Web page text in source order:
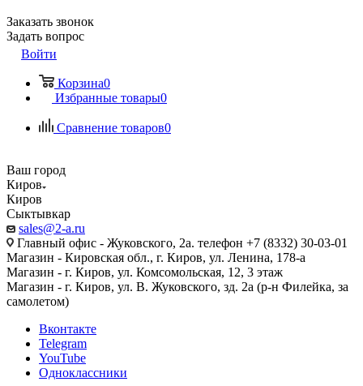
Заказать звонок
Задать вопрос
Войти
Корзина0
Избранные товары0
Сравнение товаров0
Ваш город
Киров
Киров
Сыктывкар
sales@2-a.ru
Главный офис - Жуковского, 2а. телефон +7 (8332) 30-03-01
Магазин - Кировская обл., г. Киров, ул. Ленина, 178-а
Магазин - г. Киров, ул. Комсомольская, 12, 3 этаж
Магазин - г. Киров, ул. В. Жуковского, зд. 2а (р-н Филейка, за
самолетом)
Вконтакте
Telegram
YouTube
Одноклассники